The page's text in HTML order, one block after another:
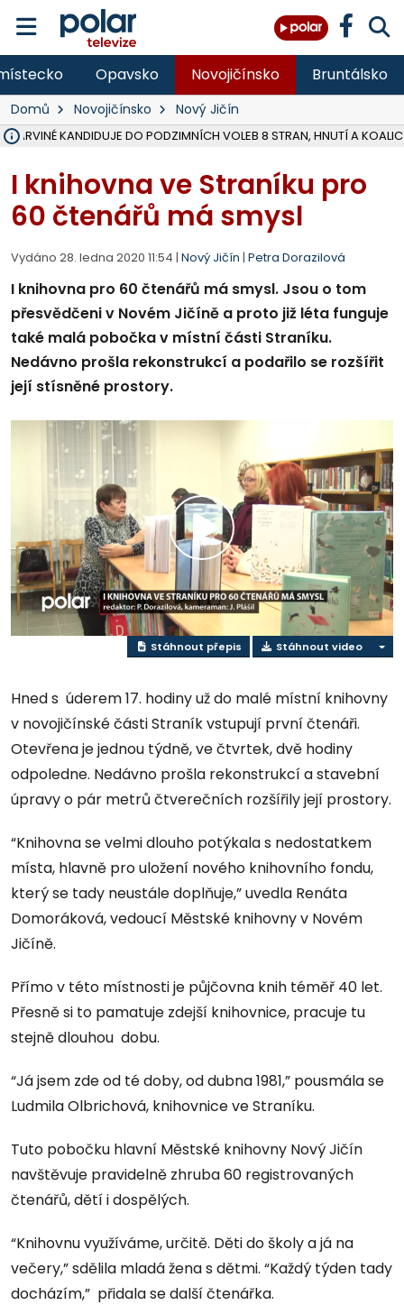
Opavsko Novojičínsko Bruntálsko
Domů Novojičínsko Nový Jičín
V KARVINÉ KANDIDUJE DO PODZIMNÍCH VOLEB 8 STRAN, HNUTÍ A KOALIC
I knihovna ve Straníku pro
60 čtenářů má smysl
Vydáno 28. ledna 2020 11:54 | Nový Jičín | Petra Dorazilová
I knihovna pro 60 čtenářů má smysl. Jsou o tom
přesvědčeni v Novém Jičíně a proto již léta funguje
také malá pobočka v místní části Straníku.
Nedávno prošla rekonstrukcí a podařilo se rozšířit
její stísněné prostory.
Přehrát
video
Stáhnout přepis Stáhnout video
Hned s úderem 17. hodiny už do malé místní knihovny
v novojičínské části Straník vstupují první čtenáři.
Otevřena je jednou týdně, ve čtvrtek, dvě hodiny
odpoledne. Nedávno prošla rekonstrukcí a stavební
úpravy o pár metrů čtverečních rozšířily její prostory.
“Knihovna se velmi dlouho potýkala s nedostatkem
místa, hlavně pro uložení nového knihovního fondu,
který se tady neustále doplňuje,” uvedla Renáta
Domoráková, vedoucí Městské knihovny v Novém
Jičíně.
Přímo v této místnosti je půjčovna knih téměř 40 let.
Přesně si to pamatuje zdejší knihovnice, pracuje tu
stejně dlouhou dobu.
“Já jsem zde od té doby, od dubna 1981,” pousmála se
Ludmila Olbrichová, knihovnice ve Straníku.
Tuto pobočku hlavní Městské knihovny Nový Jičín
navštěvuje pravidelně zhruba 60 registrovaných
čtenářů, dětí i dospělých.
“Knihovnu využíváme, určitě. Děti do školy a já na
večery,” sdělila mladá žena s dětmi. “Každý týden tady
docházím,” přidala se další čtenářka.